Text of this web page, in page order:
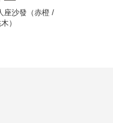
座沙發（赤橙 /
）